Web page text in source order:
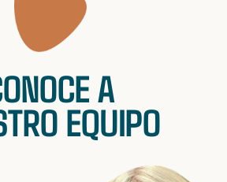
A
EQUIPO